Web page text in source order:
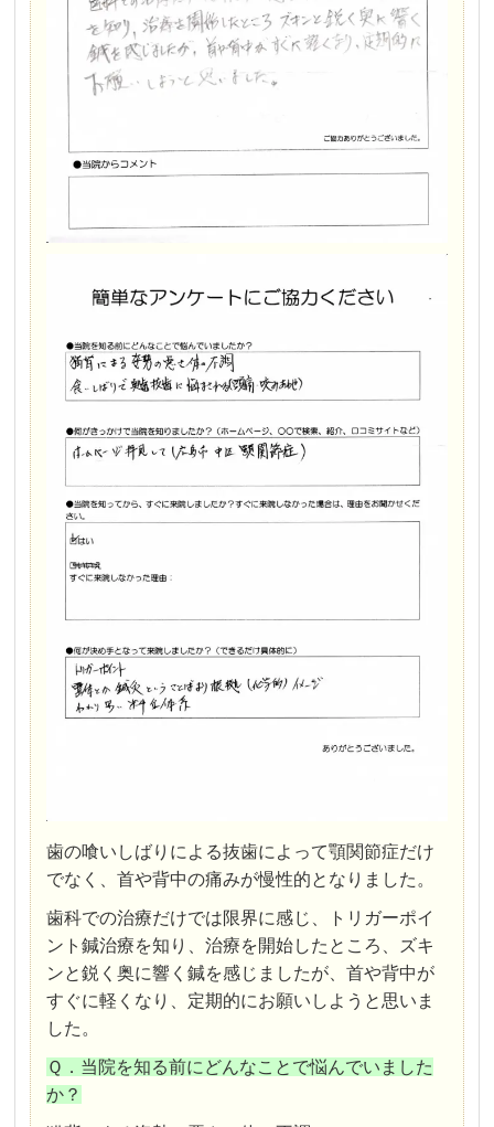
歯の喰いしばりによる抜歯によって顎関節症だけ
でなく、首や背中の痛みが慢性的となりました。
歯科での治療だけでは限界に感じ、トリガーポイ
ント鍼治療を知り、治療を開始したところ、ズキ
ンと鋭く奥に響く鍼を感じましたが、首や背中が
すぐに軽くなり、定期的にお願いしようと思いま
した。
Ｑ．当院を知る前にどんなことで悩んでいました
か？